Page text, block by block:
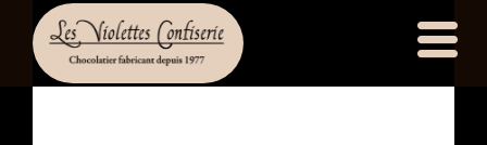
principal